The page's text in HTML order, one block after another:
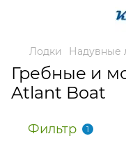
Лодки Надувные
Гребные и
Atlant Boat
Фильтр 1